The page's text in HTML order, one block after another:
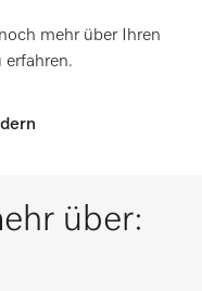
mehr über Ihren
erfahren.
über: